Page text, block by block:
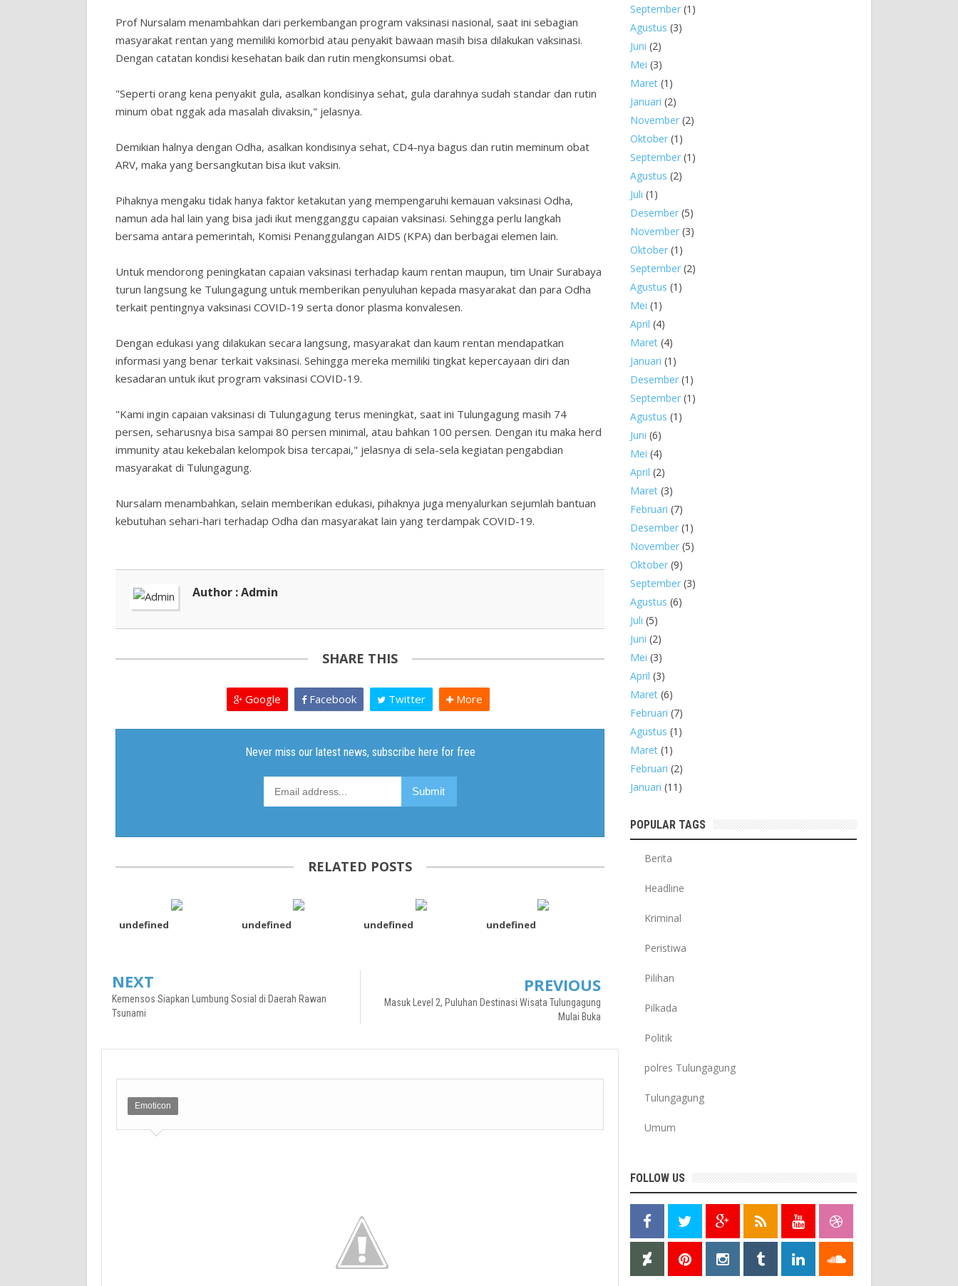
Prof Nursalam menambahkan dari perkembangan program vaksinasi nasional, saat ini sebagian
masyarakat rentan yang memiliki komorbid atau penyakit bawaan masih bisa dilakukan vaksinasi.
Dengan catatan kondisi kesehatan baik dan rutin mengkonsumsi obat.
"Seperti orang kena penyakit gula, asalkan kondisinya sehat, gula darahnya sudah standar dan rutin
minum obat nggak ada masalah divaksin," jelasnya.
Demikian halnya dengan Odha, asalkan kondisinya sehat, CD4-nya bagus dan rutin meminum obat
ARV, maka yang bersangkutan bisa ikut vaksin.
Pihaknya mengaku tidak hanya faktor ketakutan yang mempengaruhi kemauan vaksinasi Odha,
namun ada hal lain yang bisa jadi ikut mengganggu capaian vaksinasi. Sehingga perlu langkah
bersama antara pemerintah, Komisi Penanggulangan AIDS (KPA) dan berbagai elemen lain.
Untuk mendorong peningkatan capaian vaksinasi terhadap kaum rentan maupun, tim Unair Surabaya
turun langsung ke Tulungagung untuk memberikan penyuluhan kepada masyarakat dan para Odha
terkait pentingnya vaksinasi COVID-19 serta donor plasma konvalesen.
Dengan edukasi yang dilakukan secara langsung, masyarakat dan kaum rentan mendapatkan
informasi yang benar terkait vaksinasi. Sehingga mereka memiliki tingkat kepercayaan diri dan
kesadaran untuk ikut program vaksinasi COVID-19.
"Kami ingin capaian vaksinasi di Tulungagung terus meningkat, saat ini Tulungagung masih 74
persen, seharusnya bisa sampai 80 persen minimal, atau bahkan 100 persen. Dengan itu maka herd
immunity atau kekebalan kelompok bisa tercapai," jelasnya di sela-sela kegiatan pengabdian
masyarakat di Tulungagung.
Nursalam menambahkan, selain memberikan edukasi, pihaknya juga menyalurkan sejumlah bantuan
kebutuhan sehari-hari terhadap Odha dan masyarakat lain yang terdampak COVID-19.
Author : Admin
SHARE THIS
Google Facebook Twitter More
RELATED POSTS
undefined undefined undefined undefined
NEXT
Kemensos Siapkan Lumbung Sosial di Daerah Rawan
Tsunami
PREVIOUS
Masuk Level 2, Puluhan Destinasi Wisata Tulungagung
Mulai Buka
Emoticon
September (1)
Agustus (3)
Juni (2)
Mei (3)
Maret (1)
Januari (2)
November (2)
Oktober (1)
September (1)
Agustus (2)
Juli (1)
Desember (5)
November (3)
Oktober (1)
September (2)
Agustus (1)
Mei (1)
April (4)
Maret (4)
Januari (1)
Desember (1)
September (1)
Agustus (1)
Juni (6)
Mei (4)
April (2)
Maret (3)
Februari (7)
Desember (1)
November (5)
Oktober (9)
September (3)
Agustus (6)
Juli (5)
Juni (2)
Mei (3)
April (3)
Maret (6)
Februari (7)
Agustus (1)
Maret (1)
Februari (2)
Januari (11)
POPULAR TAGS
Berita
Headline
Kriminal
Peristiwa
Pilihan
Pilkada
Politik
polres Tulungagung
Tulungagung
Umum
FOLLOW US